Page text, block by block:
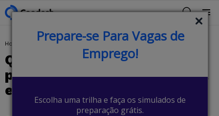
Prepare-se Para Vagas de
Emprego!
Escolha uma trilha e faça os simulados de
preparação grátis.
Menu
You are here:
Home Quais linguagens de programação aprender ainda em 2021?
Quais linguagens de
programação aprender ainda
em 2021?